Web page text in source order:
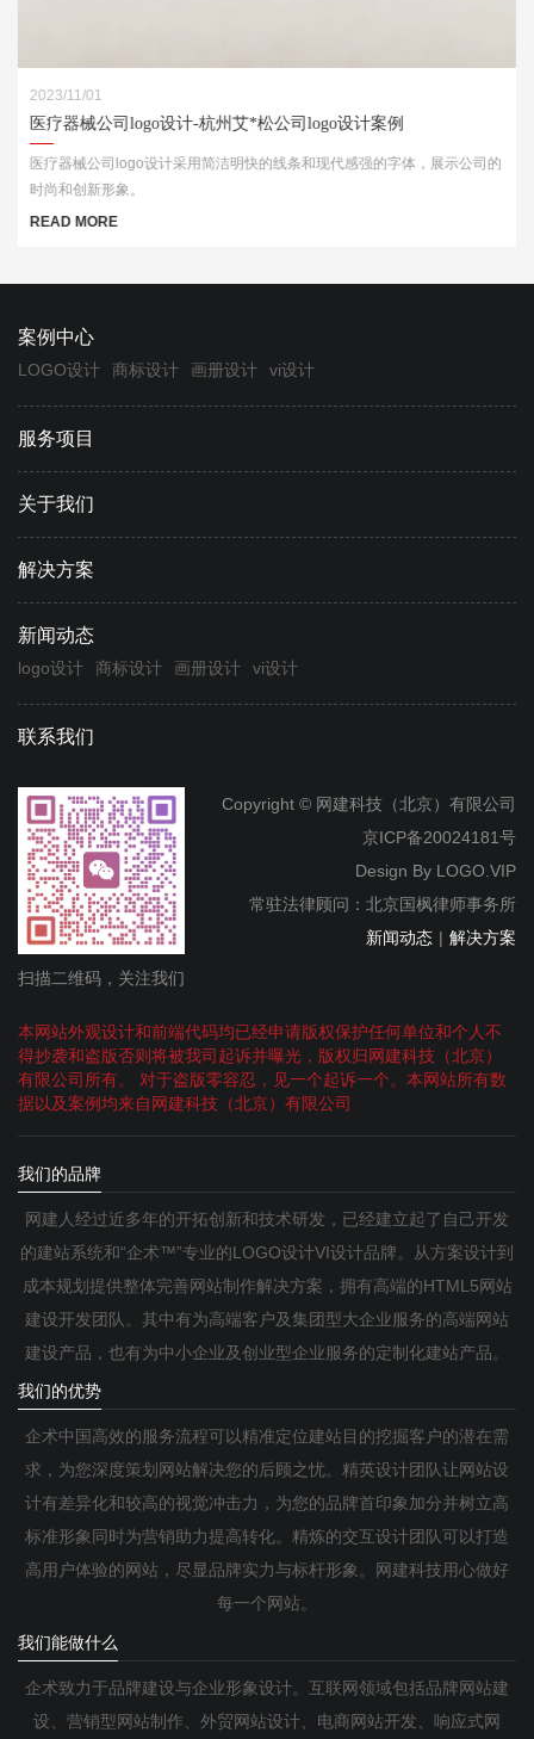
2023/11/01
医疗器械公司logo设计-杭州艾*松公司logo设计案例
医疗器械公司logo设计采用简洁明快的线条和现代感强的字体，展示公司的
时尚和创新形象。
READ MORE
案例中心
LOGO设计 商标设计 画册设计 vi设计
服务项目
关于我们
解决方案
新闻动态
logo设计 商标设计 画册设计 vi设计
联系我们
扫描二维码，关注我们
Copyright © 网建科技（北京）有限公司
京ICP备20024181号
Design By LOGO.VIP
常驻法律顾问：北京国枫律师事务所
新闻动态 | 解决方案
本网站外观设计和前端代码均已经申请版权保护任何单位和个人不
得抄袭和盗版否则将被我司起诉并曝光，版权归网建科技（北京）
有限公司所有。 对于盗版零容忍，见一个起诉一个。本网站所有数
据以及案例均来自网建科技（北京）有限公司
我们的品牌
网建人经过近多年的开拓创新和技术研发，已经建立起了自己开发
的建站系统和“企术™”专业的LOGO设计VI设计品牌。从方案设计到
成本规划提供整体完善网站制作解决方案，拥有高端的HTML5网站
建设开发团队。其中有为高端客户及集团型大企业服务的高端网站
建设产品，也有为中小企业及创业型企业服务的定制化建站产品。
我们的优势
企术中国高效的服务流程可以精准定位建站目的挖掘客户的潜在需
求，为您深度策划网站解决您的后顾之忧。精英设计团队让网站设
计有差异化和较高的视觉冲击力，为您的品牌首印象加分并树立高
标准形象同时为营销助力提高转化。精炼的交互设计团队可以打造
高用户体验的网站，尽显品牌实力与标杆形象。网建科技用心做好
每一个网站。
我们能做什么
企术致力于品牌建设与企业形象设计。互联网领域包括品牌网站建
设、营销型网站制作、外贸网站设计、电商网站开发、响应式网